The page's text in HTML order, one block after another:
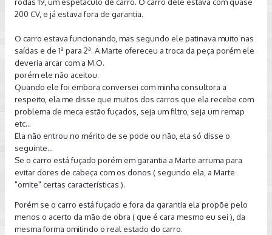
200 CV, e já estava fora de garantia.
O carro estava funcionando, mas segundo ele patinava muito nas
saídas e de 1ª para 2ª. A Marte ofereceu a troca da peça porém ele
deveria arcar com a M.O.
porém ele não aceitou.
Quando ele foi embora conversei com minha consultora a
respeito, ela me disse que muitos dos carros que ela recebe com
problema de meca estão fuçados, seja um filtro, seja um remap
etc...
Ela não entrou no mérito de se pode ou não, ela só disse o
seguinte...
Se o carro está fuçado porém em garantia a Marte arruma para
evitar dores de cabeça com os donos ( segundo ela, a Marte
"omite" certas características ).
Porém se o carro está fuçado e fora da garantia ela propõe pelo
menos o acerto da mão de obra ( que é cara mesmo eu sei ), da
mesma forma omitindo o real estado do carro.